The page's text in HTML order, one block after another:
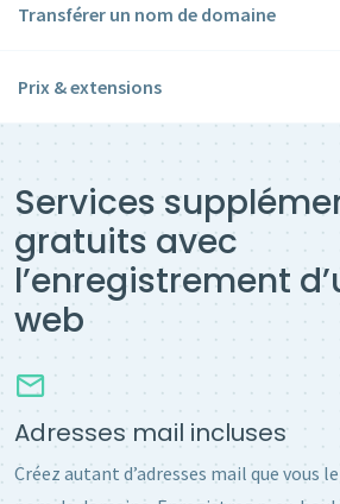
Transférer un nom de domaine
Prix & extensions
Services
gratuits avec
l’enregistrement
web
Adresses mail incluses
Créez autant d’adresses mail que vous